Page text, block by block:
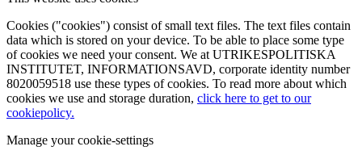
Cookies ("cookies") consist of small text files. The text files contain
data which is stored on your device. To be able to place some type
of cookies we need your consent. We at UTRIKESPOLITISKA
INSTITUTET, INFORMATIONSAVD, corporate identity number
8020059518 use these types of cookies. To read more about which
cookies we use and storage duration, click here to get to our
cookiepolicy.
Manage your cookie-settings